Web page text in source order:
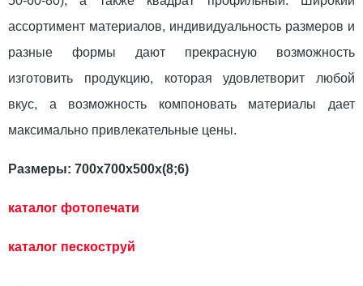
ассортимент материалов, индивидуальность размеров и
разные формы дают прекрасную возможность
изготовить продукцию, которая удовлетворит любой
вкус, а возможность компоновать материалы дает
максимально привлекательные цены.
Размеры: 700х700х500х(8;6)
каталог фотопечати
каталог пескоструй